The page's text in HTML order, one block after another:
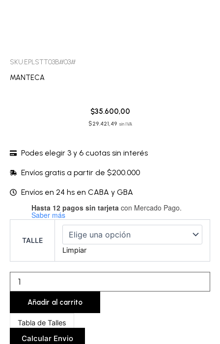
SKU:EPLSTT03B#03#
MANTECA
$35.600,00
$29.421,49 sin IVA
Podes elegir 3 y 6 cuotas sin interés
Envíos gratis a partir de $200.000
Envíos en 24 hs en CABA y GBA
Hasta 12 pagos sin tarjeta con Mercado Pago.
Saber más
TALLE
Limpiar
Corpiño
con
Añadir al carrito
Tabla de Talles
Calcular Envio